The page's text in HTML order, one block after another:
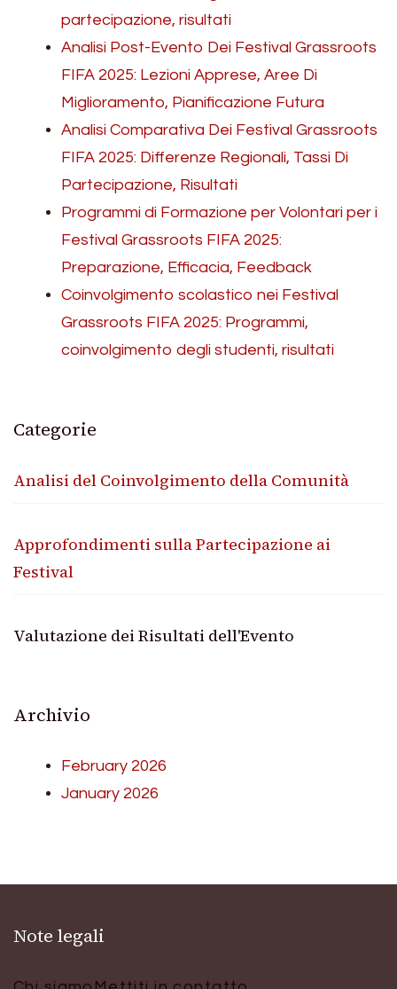
partecipazione, risultati
Analisi Post-Evento Dei Festival Grassroots
FIFA 2025: Lezioni Apprese, Aree Di
Miglioramento, Pianificazione Futura
Analisi Comparativa Dei Festival Grassroots
FIFA 2025: Differenze Regionali, Tassi Di
Partecipazione, Risultati
Programmi di Formazione per Volontari per i
Festival Grassroots FIFA 2025:
Preparazione, Efficacia, Feedback
Coinvolgimento scolastico nei Festival
Grassroots FIFA 2025: Programmi,
coinvolgimento degli studenti, risultati
Categorie
Analisi del Coinvolgimento della Comunità
Approfondimenti sulla Partecipazione ai
Festival
Valutazione dei Risultati dell'Evento
Archivio
February 2026
January 2026
Note legali